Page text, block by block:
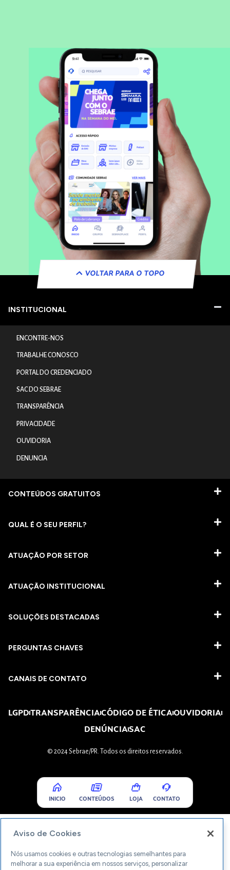
VOLTAR PARA O TOPO
INSTITUCIONAL
ENCONTRE-NOS
TRABALHE CONOSCO
PORTAL DO CREDENCIADO
SAC DO SEBRAE
TRANSPARÊNCIA
PRIVACIDADE
OUVIDORIA
DENUNCIA
CONTEÚDOS GRATUITOS
QUAL É O SEU PERFIL?
ATUAÇÃO POR SETOR
ATUAÇÃO INSTITUCIONAL
SOLUÇÕES DESTACADAS
PERGUNTAS CHAVES​
CANAIS DE CONTATO
LGPDTRANSPARÊNCIACÓDIGO DE ÉTICAOUVIDORIA
DENÚNCIASAC
© 2024 Sebrae/PR. Todos os direitos reservados.
INICIO CONTEÚDOS LOJA CONTATO
Aviso de Cookies
Nós usamos cookies e outras tecnologias semelhantes para
melhorar a sua experiência em nossos serviços, personalizar